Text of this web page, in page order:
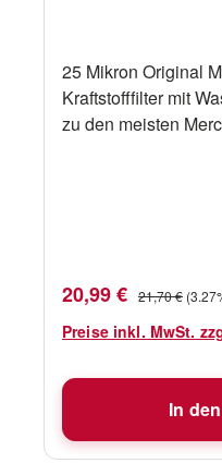
25 Mikron Original
Kraftstofffilter mit
zu den meisten
Verkaufspreis:
20,99 € Regulärer
21,70 €
Preise inkl. MwSt.
In